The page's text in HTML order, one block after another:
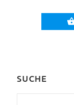
SUCHE